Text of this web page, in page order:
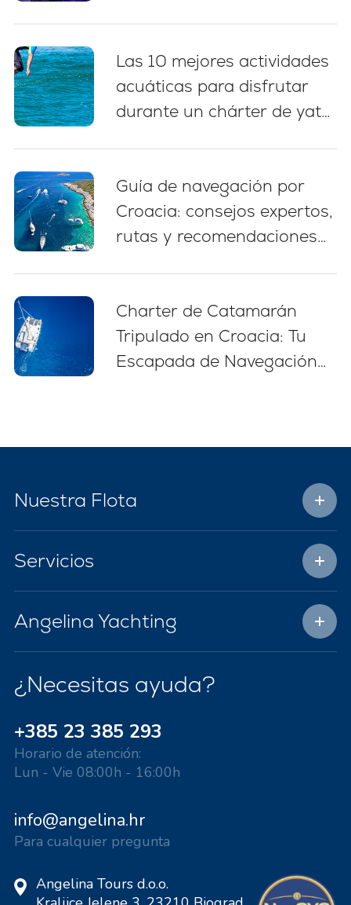
Las 10 mejores actividades
acuáticas para disfrutar
durante un chárter de yate
Guía de navegación por
Croacia: consejos expertos,
rutas y recomendaciones
Charter de Catamarán
Tripulado en Croacia: Tu
Escapada de Navegación
Nuestra Flota
Servicios
Angelina Yachting
¿Necesitas ayuda?
+385 23 385 293
Horario de atención:
Lun - Vie 08:00h - 16:00h
info@angelina.hr
Para cualquier pregunta
Angelina Tours d.o.o.